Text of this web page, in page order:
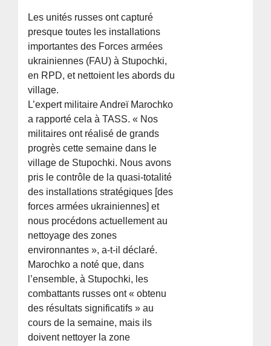
Les unités russes ont capturé
presque toutes les installations
importantes des Forces armées
ukrainiennes (FAU) à Stupochki,
en RPD, et nettoient les abords du
village.
L’expert militaire Andreï Marochko
a rapporté cela à TASS. « Nos
militaires ont réalisé de grands
progrès cette semaine dans le
village de Stupochki. Nous avons
pris le contrôle de la quasi-totalité
des installations stratégiques [des
forces armées ukrainiennes] et
nous procédons actuellement au
nettoyage des zones
environnantes », a-t-il déclaré.
Marochko a noté que, dans
l’ensemble, à Stupochki, les
combattants russes ont « obtenu
des résultats significatifs » au
cours de la semaine, mais ils
doivent nettoyer la zone